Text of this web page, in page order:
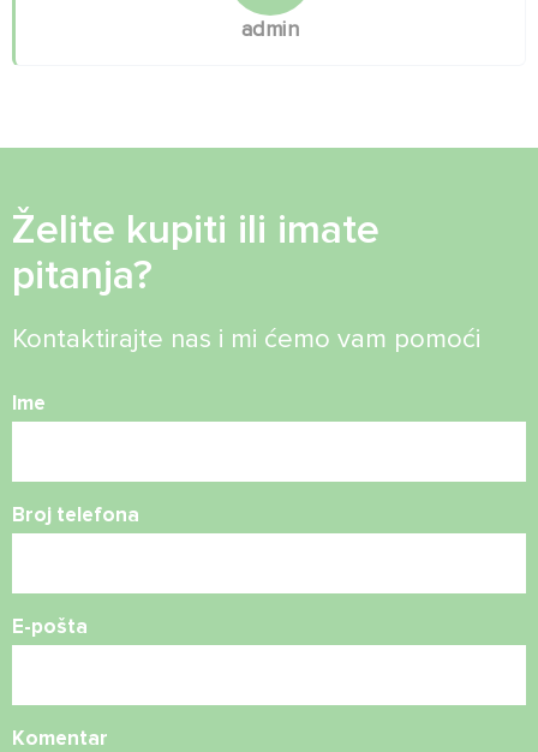
admin
Želite kupiti ili imate
pitanja?
Kontaktirajte nas i mi ćemo vam pomoći
Ime
Broj telefona
E-pošta
Komentar